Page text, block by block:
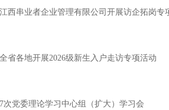
西串业者企业管理有限公司开展访企拓岗专
省各地开展2026级新生入户走访专项活动
次党委理论学习中心组（扩大）学习会